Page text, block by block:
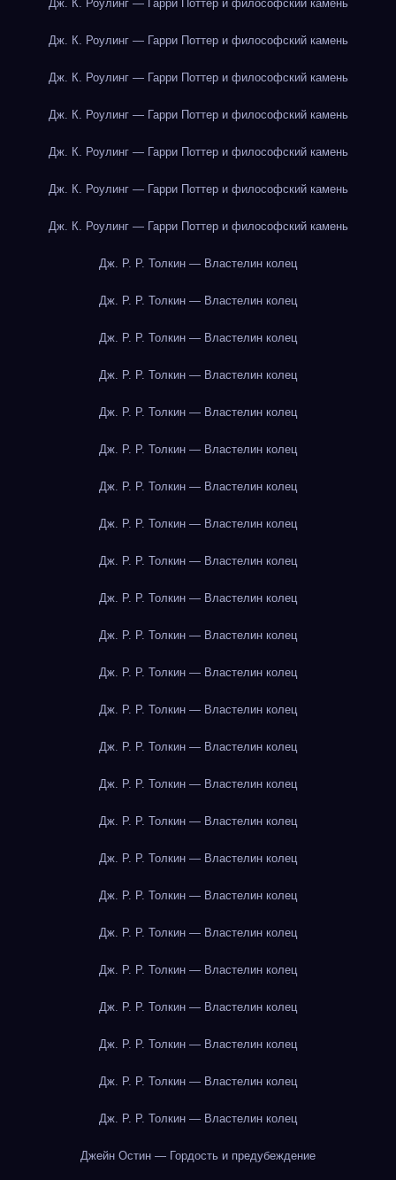
Дж. К. Роулинг — Гарри Поттер и философский камень
Дж. К. Роулинг — Гарри Поттер и философский камень
Дж. К. Роулинг — Гарри Поттер и философский камень
Дж. К. Роулинг — Гарри Поттер и философский камень
Дж. К. Роулинг — Гарри Поттер и философский камень
Дж. К. Роулинг — Гарри Поттер и философский камень
Дж. К. Роулинг — Гарри Поттер и философский камень
Дж. Р. Р. Толкин — Властелин колец
Дж. Р. Р. Толкин — Властелин колец
Дж. Р. Р. Толкин — Властелин колец
Дж. Р. Р. Толкин — Властелин колец
Дж. Р. Р. Толкин — Властелин колец
Дж. Р. Р. Толкин — Властелин колец
Дж. Р. Р. Толкин — Властелин колец
Дж. Р. Р. Толкин — Властелин колец
Дж. Р. Р. Толкин — Властелин колец
Дж. Р. Р. Толкин — Властелин колец
Дж. Р. Р. Толкин — Властелин колец
Дж. Р. Р. Толкин — Властелин колец
Дж. Р. Р. Толкин — Властелин колец
Дж. Р. Р. Толкин — Властелин колец
Дж. Р. Р. Толкин — Властелин колец
Дж. Р. Р. Толкин — Властелин колец
Дж. Р. Р. Толкин — Властелин колец
Дж. Р. Р. Толкин — Властелин колец
Дж. Р. Р. Толкин — Властелин колец
Дж. Р. Р. Толкин — Властелин колец
Дж. Р. Р. Толкин — Властелин колец
Дж. Р. Р. Толкин — Властелин колец
Дж. Р. Р. Толкин — Властелин колец
Дж. Р. Р. Толкин — Властелин колец
Джейн Остин — Гордость и предубеждение